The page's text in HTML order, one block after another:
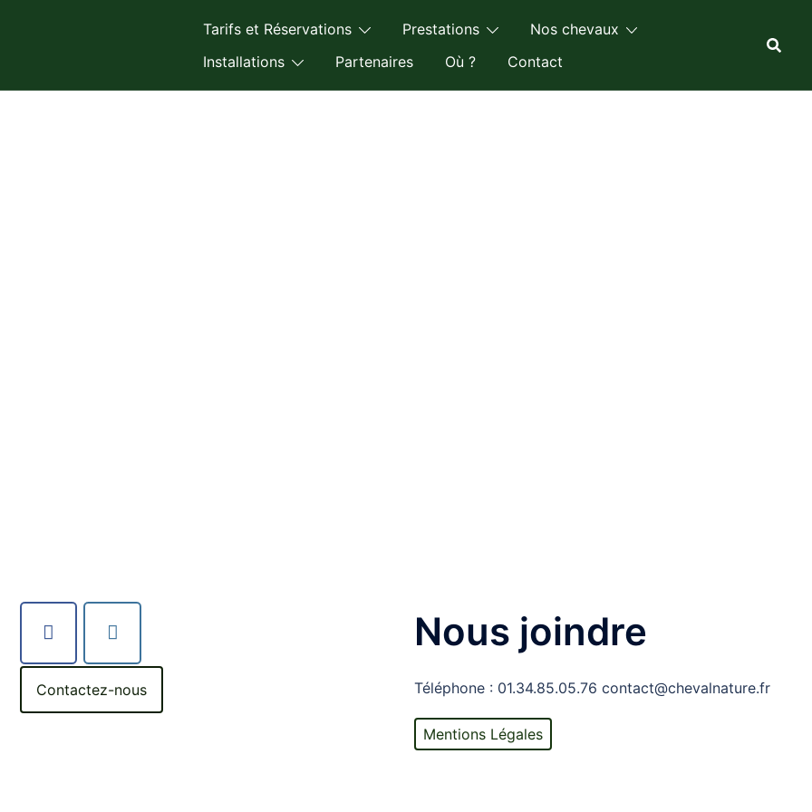
Tarifs et Réservations Prestations
Nos chevaux
Installations
Partenaires Où ? Contact
Contactez-nous
Nous joindre
Téléphone : 01.34.85.05.76 contact@chevalnature.fr
Mentions Légales